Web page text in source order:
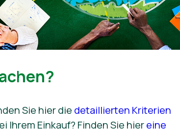
Sie hier die detaillierten Kriterien
Ihrem Einkauf? Finden Sie hiereine